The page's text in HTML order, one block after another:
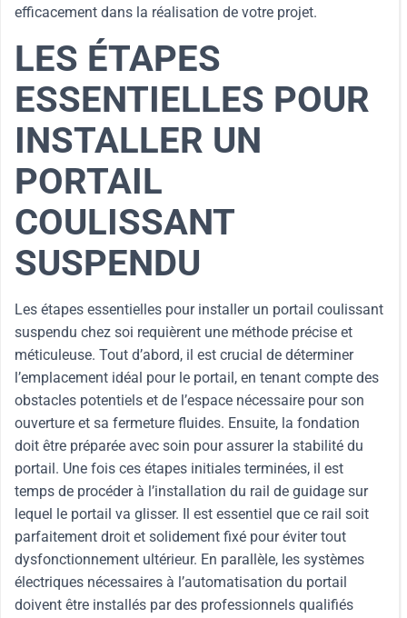
efficacement dans la réalisation de votre projet.
LES ÉTAPES
ESSENTIELLES POUR
INSTALLER UN
PORTAIL
COULISSANT
SUSPENDU
Les étapes essentielles pour installer un portail coulissant
suspendu chez soi requièrent une méthode précise et
méticuleuse. Tout d’abord, il est crucial de déterminer
l’emplacement idéal pour le portail, en tenant compte des
obstacles potentiels et de l’espace nécessaire pour son
ouverture et sa fermeture fluides. Ensuite, la fondation
doit être préparée avec soin pour assurer la stabilité du
portail. Une fois ces étapes initiales terminées, il est
temps de procéder à l’installation du rail de guidage sur
lequel le portail va glisser. Il est essentiel que ce rail soit
parfaitement droit et solidement fixé pour éviter tout
dysfonctionnement ultérieur. En parallèle, les systèmes
électriques nécessaires à l’automatisation du portail
doivent être installés par des professionnels qualifiés